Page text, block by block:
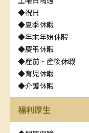
◆祝日
◆夏季休暇
◆年末年始休暇
◆慶弔休暇
◆産前・産後休暇
◆育児休暇
◆介護休暇
福利厚生